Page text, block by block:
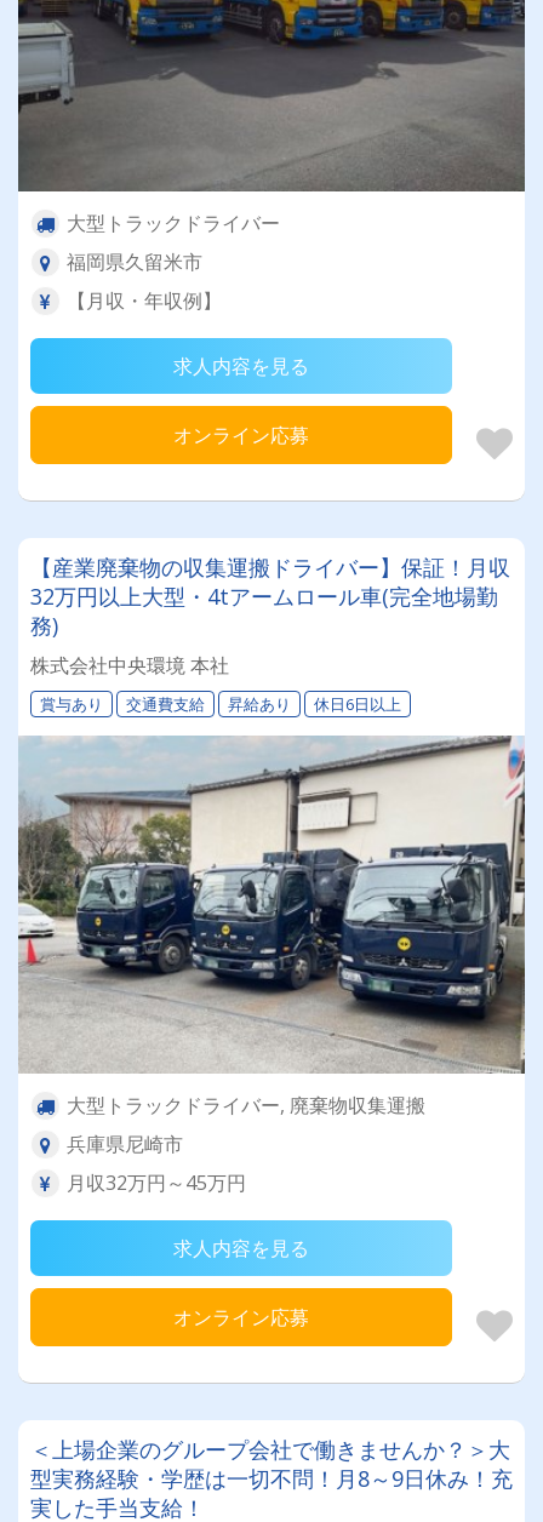
大型トラックドライバー
福岡県久留米市
【月収・年収例】
求人内容を見る
オンライン応募
【産業廃棄物の収集運搬ドライバー】保証！月収
32万円以上大型・4tアームロール車(完全地場勤
務)
株式会社中央環境 本社
賞与あり 交通費支給 昇給あり 休日6日以上
大型トラックドライバー, 廃棄物収集運搬
兵庫県尼崎市
月収32万円～45万円
求人内容を見る
オンライン応募
＜上場企業のグループ会社で働きませんか？＞大
型実務経験・学歴は一切不問！月8～9日休み！充
実した手当支給！